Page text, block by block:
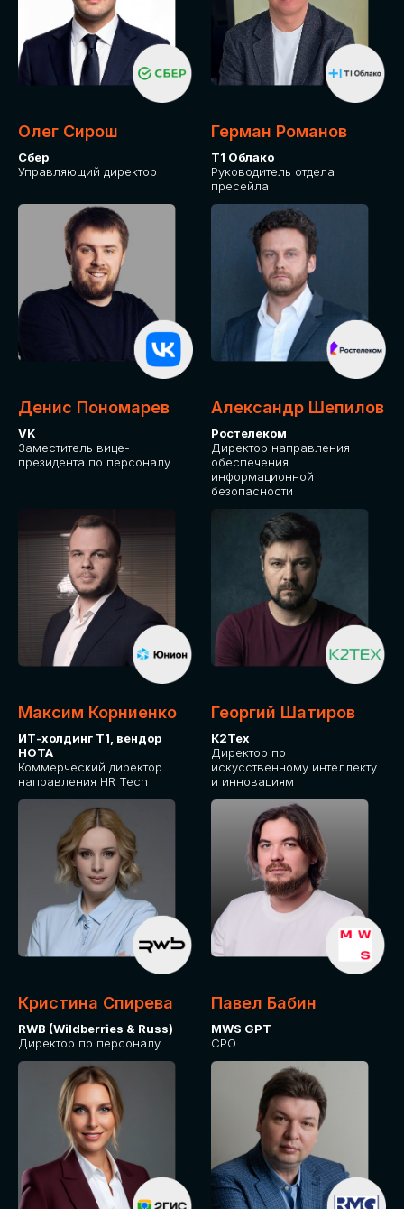
Олег Сирош
Сбер
Управляющий директор
Герман Романов
Т1 Облако
Руководитель отдела
пресейла
Денис Пономарев
VK
Заместитель вице-
президента по персоналу
Александр Шепилов
Ростелеком
Директор направления
обеспечения
информационной
безопасности
Максим Корниенко
ИТ-холдинг Т1, вендор
НОТА
Коммерческий директор
направления HR Tech
Георгий Шатиров
К2Тех
Директор по
искусственному интеллекту
и инновациям
Кристина Спирева
RWB (Wildberries & Russ)
Директор по персоналу
Павел Бабин
MWS GPT
CPO